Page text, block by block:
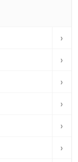
›
›
›
›
›
›